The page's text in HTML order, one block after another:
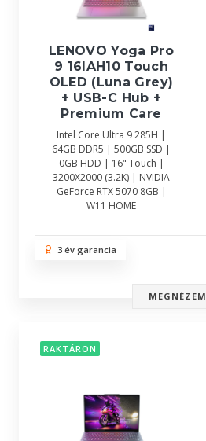
LENOVO Yoga Pro
9 16IAH10 Touch
OLED (Luna Grey)
+ USB-C Hub +
Premium Care
Intel Core Ultra 9 285H |
64GB DDR5 | 500GB SSD |
0GB HDD | 16" Touch |
3200X2000 (3.2K) | NVIDIA
GeForce RTX 5070 8GB |
W11 HOME
3 év garancia
MEGNÉZEM
RAKTÁRON